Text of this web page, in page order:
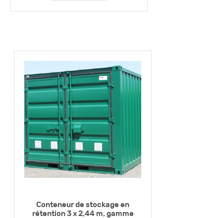
Conteneur de stockage en
rétention 3 x 2,44 m, gamme